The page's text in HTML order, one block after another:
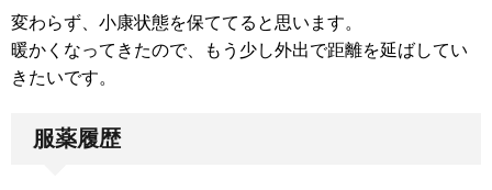
変わらず、小康状態を保ててると思います。
暖かくなってきたので、もう少し外出で距離を延ばしてい
きたいです。
服薬履歴